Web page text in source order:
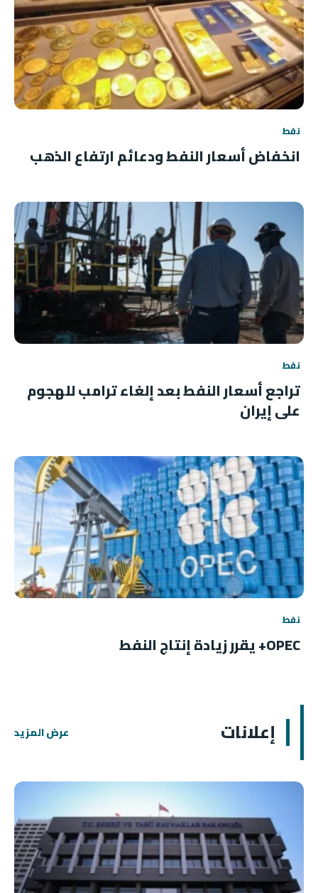
نفط
انخفاض أسعار النفط ودعائم ارتفاع الذهب
نفط
تراجع أسعار النفط بعد إلغاء ترامب للهجوم
على إيران
نفط
OPEC+ يقرر زيادة إنتاج النفط
إعلانات عرض المزيد